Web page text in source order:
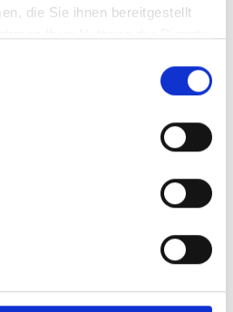
die Sie ihnen bereitgestellt
Product Overview
Sie den folgenden Code
HTML Ihrer eigenen Site ein,